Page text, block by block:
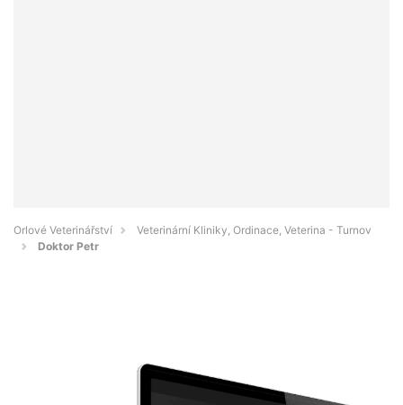
Orlové Veterinářství
Veterinární Kliniky, Ordinace, Veterina - Turnov
Doktor Petr